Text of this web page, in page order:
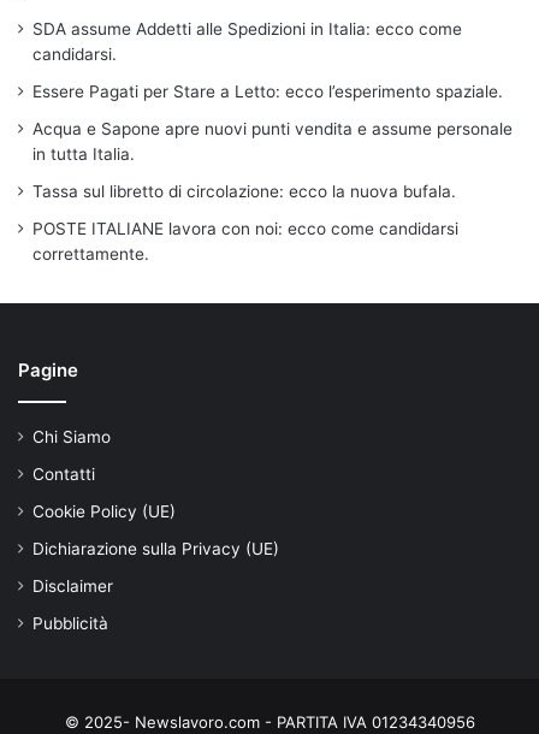
SDA assume Addetti alle Spedizioni in Italia: ecco come
candidarsi.
Essere Pagati per Stare a Letto: ecco l’esperimento spaziale.
Acqua e Sapone apre nuovi punti vendita e assume personale
in tutta Italia.
Tassa sul libretto di circolazione: ecco la nuova bufala.
POSTE ITALIANE lavora con noi: ecco come candidarsi
correttamente.
Pagine
Chi Siamo
Contatti
Cookie Policy (UE)
Dichiarazione sulla Privacy (UE)
Disclaimer
Pubblicità
© 2025- Newslavoro.com - PARTITA IVA 01234340956